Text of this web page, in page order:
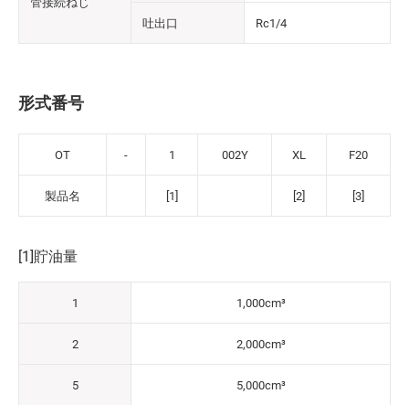
吐出口 Rc1/4
形式番号
OT - 1 002Y XL F20
製品名 [1] [2] [3]
[1]貯油量
1 1,000cm³
2 2,000cm³
5 5,000cm³